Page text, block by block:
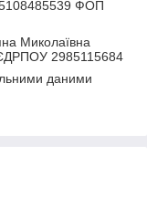
ФОП
Миколаївна
2985115684
даними